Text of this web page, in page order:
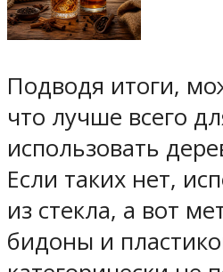
Подводя итоги,
что лучше всего
использовать
Если таких нет,
из стекла, а вот
бидоны и